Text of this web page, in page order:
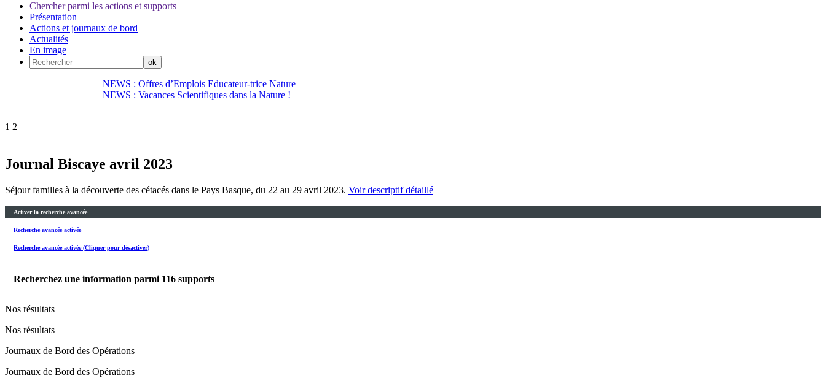
Chercher parmi les actions et supports
Présentation
Actions et journaux de bord
Actualités
En image
NEWS : Offres d’Emplois Educateur-trice Nature
NEWS : Vacances Scientifiques dans la Nature !
1 2
Journal Biscaye avril 2023
Séjour familles à la découverte des cétacés dans le Pays Basque, du 22 au 29 avril 2023. Voir descriptif détaillé
Activer la recherche avancée
Recherche avancée activée
Recherche avancée activée (Cliquer pour désactiver)
Recherchez une information parmi 116 supports
Nos résultats
Nos résultats
Journaux de Bord des Opérations
Journaux de Bord des Opérations